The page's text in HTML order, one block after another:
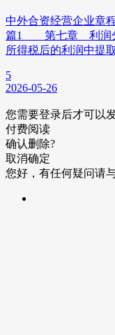
中外合资经营企业章
篇1 第七章 利润
所得税后的利润中提
5
2026-05-26
您需要登录后才可以
付费阅读
确认删除?
取消确定
您好，有任何疑问请